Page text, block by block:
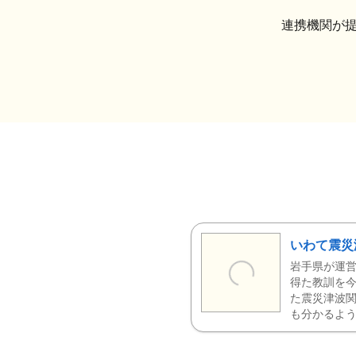
連携機関が
いわて震
岩手県が運
得た教訓を
た震災津波
も分かるよ